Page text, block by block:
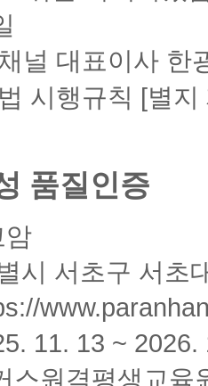
널 대표이사 한
시행규칙 [별지
품질인증
암
시 서초구 서초
11. 13 ~ 2026.
스원격평생교육